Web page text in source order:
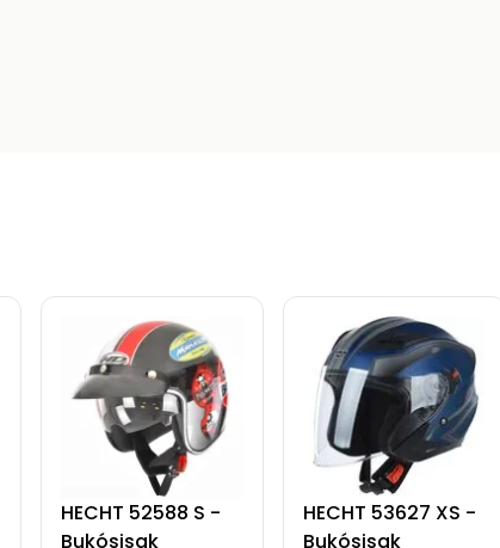
HECHT 52588 S -
Bukósisak
HECHT 53627 XS -
Bukósisak